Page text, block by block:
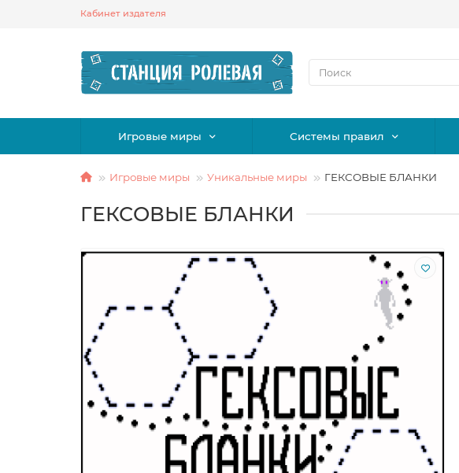
Кабинет издателя
Игровые миры Системы правил
Игровые миры Уникальные миры ГЕКСОВЫЕ БЛАНКИ
ГЕКСОВЫЕ БЛАНКИ